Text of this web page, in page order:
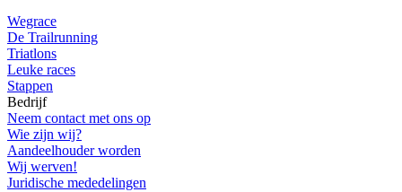
Wegrace
De Trailrunning
Triatlons
Leuke races
Stappen
Bedrijf
Neem contact met ons op
Wie zijn wij?
Aandeelhouder worden
Wij werven!
Juridische mededelingen